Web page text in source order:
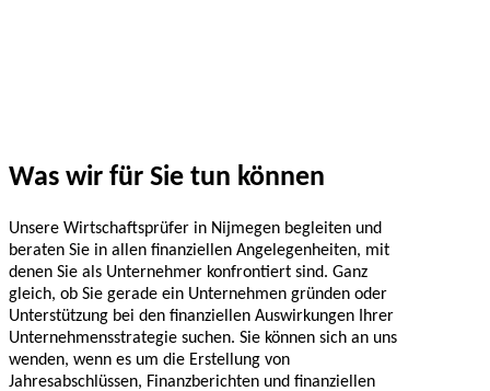
Was wir für Sie tun können
Unsere Wirtschaftsprüfer in Nijmegen begleiten und
beraten Sie in allen finanziellen Angelegenheiten, mit
denen Sie als Unternehmer konfrontiert sind. Ganz
gleich, ob Sie gerade ein Unternehmen gründen oder
Unterstützung bei den finanziellen Auswirkungen Ihrer
Unternehmensstrategie suchen. Sie können sich an uns
wenden, wenn es um die Erstellung von
Jahresabschlüssen, Finanzberichten und finanziellen